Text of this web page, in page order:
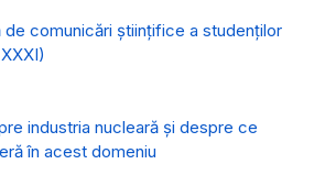
de comunicări științifice a studenților
industria nucleară și despre ce
în acest domeniu